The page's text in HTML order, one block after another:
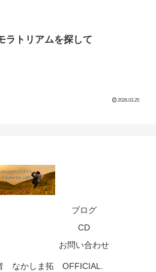
ラトリアムを探して
2026.03.25
ブログ
CD
お問い合わせ
なかしま拓 OFFICIAL.